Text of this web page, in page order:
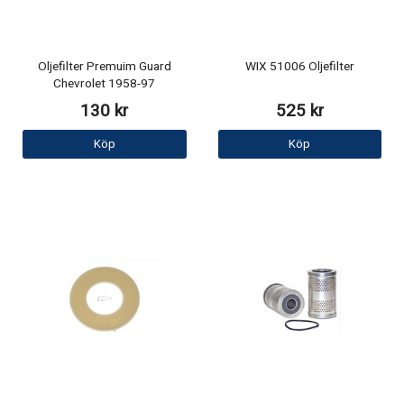
Oljefilter Premuim Guard
Chevrolet 1958-97
130 kr
Köp
WIX 51006 Oljefilter
525 kr
Köp